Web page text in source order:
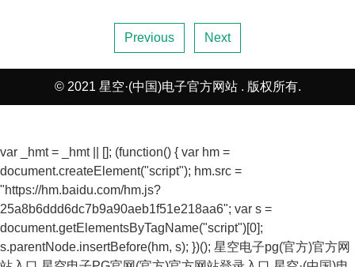
Previous Next
© 2021 星空·(中国)电子官方网站 . 版权所有.
var _hmt = _hmt || []; (function() { var hm =
document.createElement("script"); hm.src =
"https://hm.baidu.com/hm.js?
25a8b6ddd6dc7b9a90aeb1f51e218aa6"; var s =
document.getElementsByTagName("script")[0];
s.parentNode.insertBefore(hm, s); })(); 星空电子pg(官方)官方网